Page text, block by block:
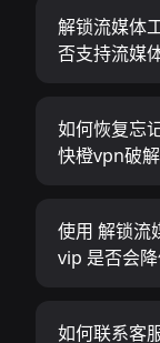
解锁流媒体
否支持流媒
如何恢复忘
快橙vpn破解
使用 解锁流
vip 是否会降
如何联系客